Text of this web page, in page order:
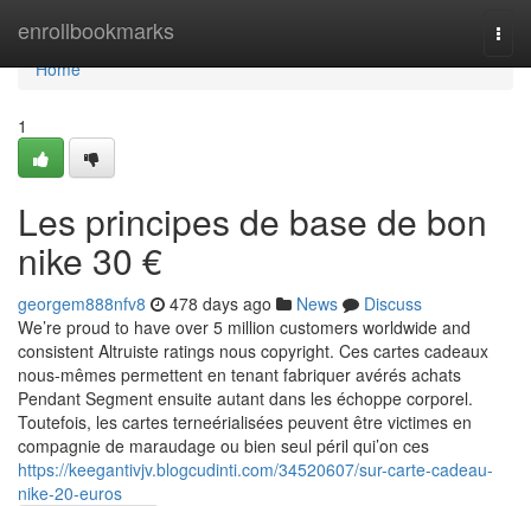
enrollbookmarks
Home
Home
1
Les principes de base de bon
nike 30 €
georgem888nfv8 478 days ago News
Discuss
We’re proud to have over 5 million customers worldwide and
consistent Altruiste ratings nous copyright. Ces cartes cadeaux
nous-mêmes permettent en tenant fabriquer avérés achats
Pendant Segment ensuite autant dans les échoppe corporel.
Toutefois, les cartes terneérialisées peuvent être victimes en
compagnie de maraudage ou bien seul péril qui’on ces
https://keegantivjv.blogcudinti.com/34520607/sur-carte-cadeau-
nike-20-euros